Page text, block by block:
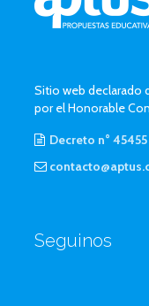
Sitio web declarado
por el Honorable
Decreto n° 45455
Seguinos